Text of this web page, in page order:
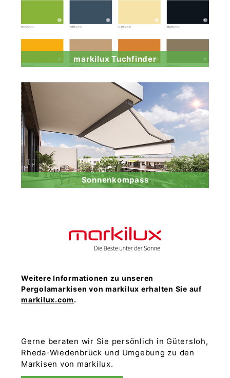
markilux Tuchfinder
Sonnenkompass
Weitere Informationen zu unseren
Pergolamarkisen von markilux erhalten Sie auf
markilux.com.
Gerne beraten wir Sie persönlich in Gütersloh,
Rheda-Wiedenbrück und Umgebung zu den
Markisen von markilux.